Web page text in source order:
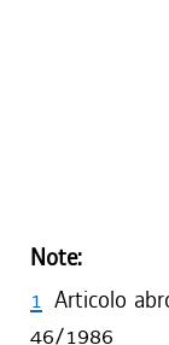
Note:
1 Articolo
46/1986